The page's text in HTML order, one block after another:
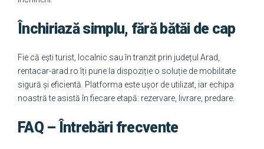
Închiriază simplu, fără bătăi de cap
Fie că ești turist, localnic sau în tranzit prin județul Arad,
rentacar-arad.ro îți pune la dispoziție o soluție de mobilitate
sigură și eficientă. Platforma este ușor de utilizat, iar echipa
noastră te asistă în fiecare etapă: rezervare, livrare, predare.
FAQ – Întrebări frecvente